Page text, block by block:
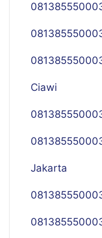
Ciawi
Jakarta